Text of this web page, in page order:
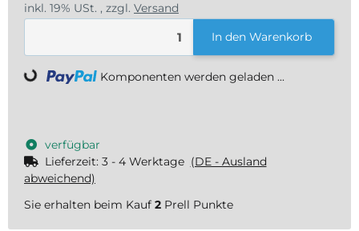
inkl. 19% USt. , zzgl. Versand
In den Warenkorb
Loading... Komponenten werden geladen ...
verfügbar
Lieferzeit: 3 - 4 Werktage (DE - Ausland
abweichend)
Sie erhalten beim Kauf 2 Prell Punkte